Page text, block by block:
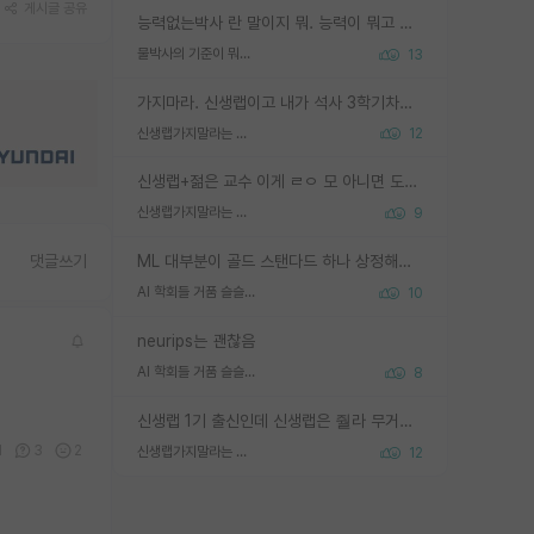
능력없는박사 란 말이지 뭐. 능력이 뭐고 능력이 있다는게 뭔지는 사람마다 기준이 다르니까 얘기해봐야 서로 자기 기준만 얘기해서 논쟁이 끝이 안나고. 주위에서 능력있고 야심있는 신입생이 교수가 유의미한 피드백을 아예 안주면서 제대로된 과제에 참여해볼 기회도 제공하지 않고 잡일 뺑뺑이만 돌려서 맨날 단순작업만 하면서 밤새다가 눈빛이 점점 죽어가는걸 본 사람은 물박사는 교수탓이라고 하고, 교수는 이것저것 알려도 주고 기회도 주고 사수 동기 붙여주면서 어떻게든 끌고가려고 하는데 본인이 매일 뺀질거리면서 출근 하는둥마는둥 하다가 기껏 와서도 폰이나 쳐다보다가 실험 망치고 저녁약속있어서 먼저 가볼게요~ 하는걸 본 사람은 물박사는 본인탓이라고 함.
물박사의 기준이 뭐임? 13
가지마라. 신생랩이고 내가 석사 3학기차인데 최고참인데 나도 아무것도 모르는데 교수가 후배들 왜 논문 교육 안시키냐. 논문 왜 안 써오냐 닦달한다
신생랩가지말라는 이유가 있었구나 12
신생랩+젊은 교수 이게 ㄹㅇ 모 아니면 도인듯.
신생랩가지말라는 이유가 있었구나 9
ML 대부분이 골드 스탠다드 하나 상정해놓고 (벤치마크 데이터셋이 여러 개면 여러 개 상정) 그거 얼마나 잘 맞추나 싸움임 가끔 번뜩이는 설계 철학을 보여주는 논문들도 있지만 대부분 그거 성적 얼마나 더 올리느라에 혈안이 되어 있는 측면이 잇음
AI 학회들 거품 슬슬 지적이 나오네요 10
neurips는 괜찮음
AI 학회들 거품 슬슬 지적이 나오네요 8
신생랩 1기 출신인데 신생랩은 줠라 무거운 바벨 같은거임. 들면 대박인데 못들면 깔려 죽음. 아무도 알려주지 않는 환경에서 자생해야하지만, 일단 살아남았다면 그 어떤 사람보다 악착같고 생존력 높은 사람으로 거듭날 수 있음
신생랩가지말라는 이유가 있었구나 12
댓글쓰기